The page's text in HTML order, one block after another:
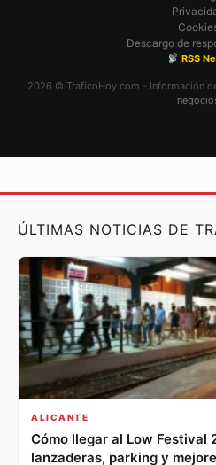
Descargo de
RSS
2026 © TraficoHoy.com - Información
ÚLTIMAS NOTICIAS DE
ALICANTE
Cómo llegar al Low Festival
lanzaderas, parking y